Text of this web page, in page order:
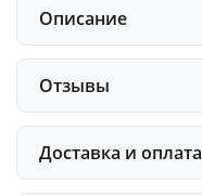
Описание
Отзывы
Доставка и оплата